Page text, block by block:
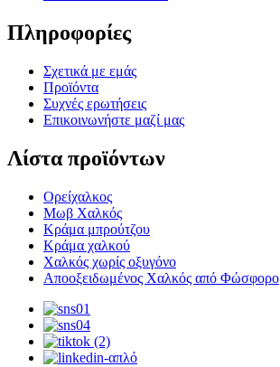
Πληροφορίες
Σχετικά με εμάς
Προϊόντα
Συχνές ερωτήσεις
Επικοινωνήστε μαζί μας
Λίστα προϊόντων
Ορείχαλκος
Μωβ Χαλκός
Κράμα μπρούτζου
Κράμα χαλκού
Χαλκός χωρίς οξυγόνο
Αποοξειδωμένος Χαλκός από Φώσφορο